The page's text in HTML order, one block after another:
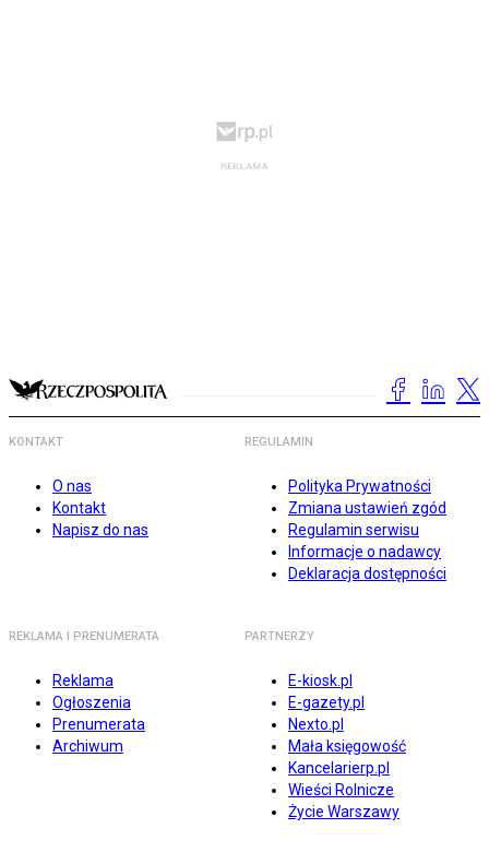
KONTAKT
O nas
Kontakt
Napisz do nas
REGULAMIN
Polityka Prywatności
Zmiana ustawień zgód
Regulamin serwisu
Informacje o nadawcy
Deklaracja dostępności
REKLAMA I PRENUMERATA
Reklama
Ogłoszenia
Prenumerata
Archiwum
PARTNERZY
E-kiosk.pl
E-gazety.pl
Nexto.pl
Mała księgowość
Kancelarierp.pl
Wieści Rolnicze
Życie Warszawy